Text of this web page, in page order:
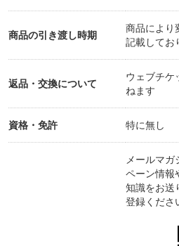
帰国後、まずは英語を使う
したくて、派遣会社に登録。
視聴率調査会社の海外事業部
の外資系企業の総務部、医
ャー等を経験したのち、２
響機器メーカーの特機(とっ
外へ輸出する仕事に就きまし
２００３年２月、カナダで
商品の引き渡し時期
商品により
記載してお
返品・交換について
ウェブチケ
ねます
資格・免許 特に無し
メールマ
ペーン情報
知識をお送
登録くだ